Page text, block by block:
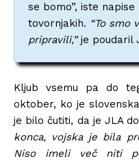
se bomo”, iste
tovornjakih. “To smo
pripravili,”je poudaril
Kljub vsemu pa do
oktober, ko je
je bilo čutiti, da je JLA
konca, vojska je bila
Niso imeli več niti